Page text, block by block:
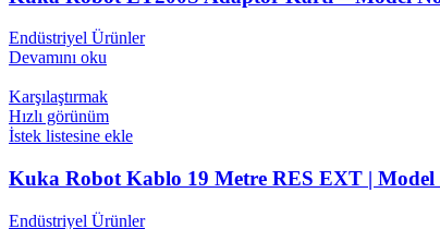
Endüstriyel Ürünler
Devamını oku
Karşılaştırmak
Hızlı görünüm
İstek listesine ekle
Kuka Robot Kablo 19 Metre RES EXT | Model
Endüstriyel Ürünler